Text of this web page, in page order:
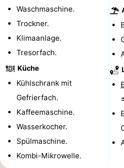
Städte
Führungen
Sport
Schwimmbader
-
Radfahren
Wandern
-
Reiten
Reitschulen
-
Waschmaschine.
Trockner.
Klimaanlage.
Tresorfach.
Küche
Kühlschrank mit
Gefrierfach.
Kaffeemaschine.
Wasserkocher.
Spülmaschine.
Kombi-Mikrowelle.